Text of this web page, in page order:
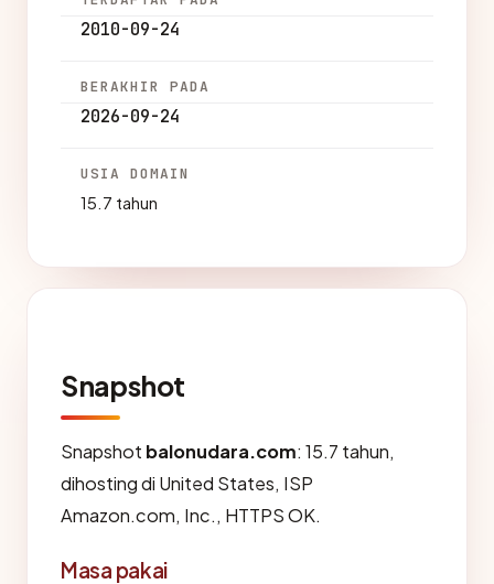
2010-09-24
BERAKHIR PADA
2026-09-24
USIA DOMAIN
15.7 tahun
Snapshot
Snapshot balonudara.com: 15.7 tahun,
dihosting di United States, ISP
Amazon.com, Inc., HTTPS OK.
Masa pakai